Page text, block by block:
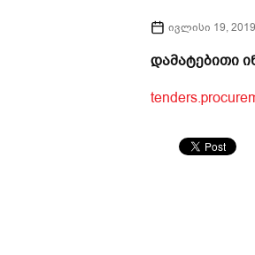
ივლისი 19, 2019
დამატებითი